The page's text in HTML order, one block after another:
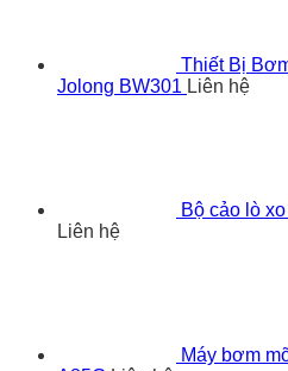
Thiết Bị
Jolong BW301 Liên hệ
Bộ cảo lò
Liên hệ
Máy bơm